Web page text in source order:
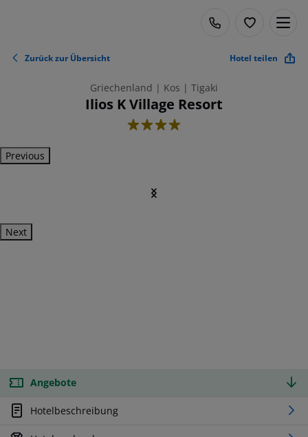
Zurück zur Übersicht Hotel teilen
Griechenland | Kos | Tigaki
Ilios K Village Resort
4
Previous
Next
Angebote
Hotelbeschreibung